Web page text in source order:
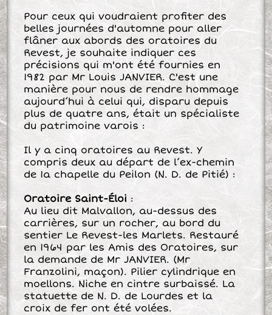
Pour ceux qui voudraient proﬁter des
belles journées d'automne pour aller
flâner aux abords des oratoires du
Revest, je souhaite indiquer ces
précisions qui m'ont été fournies en
1982 par Mr Louis JANVIER. C'est une
manière pour nous de rendre hommage
aujourd’hui à celui qui, disparu depuis
plus de quatre ans, était un spécialiste
du patrimoine varois :
Il y a cinq oratoires au Revest. Y
compris deux au départ de l’ex-chemin
de 1a chapelle du Peilon (N. D. de Pitié) :
Oratoire Saint-Éloi :
Au lieu dit Malvallon, au-dessus des
carrières, sur un rocher, au bord du
sentier Le Revest-les Marlets. Restauré
en 1964 par les Amis des Oratoires, sur
la demande de Mr JANVIER. (Mr
Franzolini, maçon). Pilier cylindrique en
moellons. Niche en cintre surbaissé. La
statuette de N. D. de Lourdes et la
croix de fer ont été volées.